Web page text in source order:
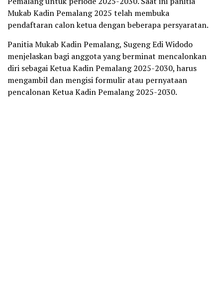
Mukab Kadin Pemalang 2025 telah membuka
pendaftaran calon ketua dengan beberapa persyaratan.
Panitia Mukab Kadin Pemalang, Sugeng Edi Widodo
menjelaskan bagi anggota yang berminat mencalonkan
diri sebagai Ketua Kadin Pemalang 2025-2030, harus
mengambil dan mengisi formulir atau pernyataan
pencalonan Ketua Kadin Pemalang 2025-2030.